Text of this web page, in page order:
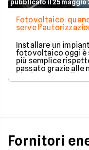
pubblicato il 25 maggio
Fotovoltaico:
serve
Installare un
fotovoltaico oggi è
più semplice
passato grazie alle
edilizia libera.
Fornitori